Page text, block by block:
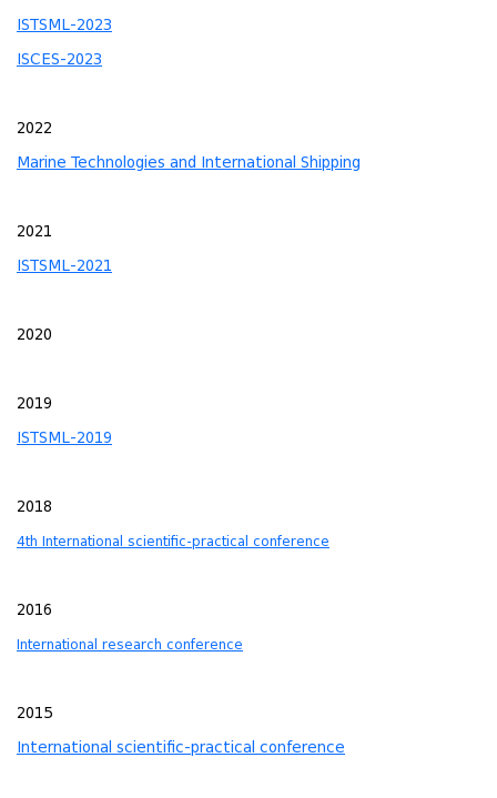
ISTSML-2023
ISCES-2023
2022
Marine Technologies and International Shipping
2021
ISTSML-2021
2020
2019
ISTSML-2019
2018
4th International scientific-practical conference
2016
International research conference
2015
International scientific-practical conference